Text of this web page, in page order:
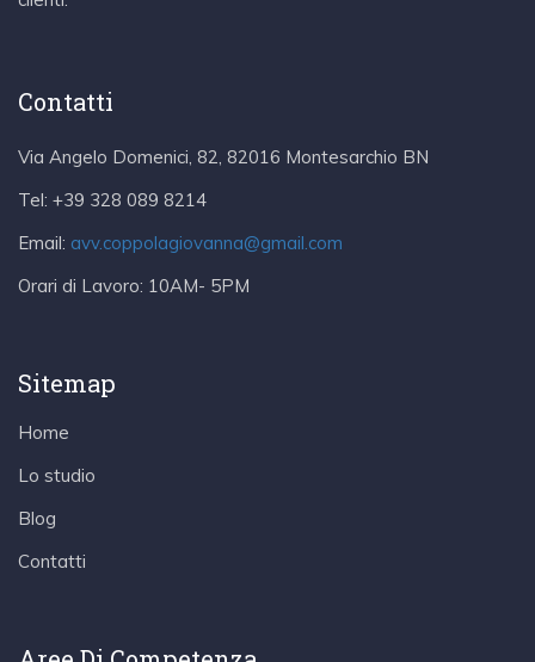
Contatti
Via Angelo Domenici, 82, 82016 Montesarchio BN
Tel: +39 328 089 8214
Email: avv.coppolagiovanna@gmail.com
Orari di Lavoro: 10AM- 5PM
Sitemap
Home
Lo studio
Blog
Contatti